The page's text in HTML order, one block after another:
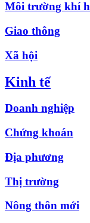
Môi trường khí
Giao thông
Xã hội
Kinh tế
Doanh nghiệp
Chứng khoán
Địa phương
Thị trường
Nông thôn mới